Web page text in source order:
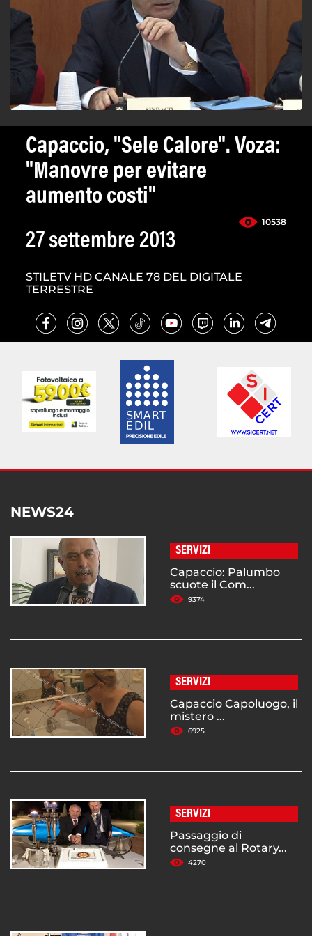
Capaccio, "Sele Calore". Voza:
"Manovre per evitare
aumento costi"
10538
27 settembre 2013
STILETV HD CANALE 78 DEL DIGITALE
TERRESTRE
NEWS24
SERVIZI
Capaccio: Palumbo
scuote il Com...
9374
SERVIZI
Capaccio Capoluogo, il
mistero ...
6925
SERVIZI
Passaggio di
consegne al Rotary...
4270